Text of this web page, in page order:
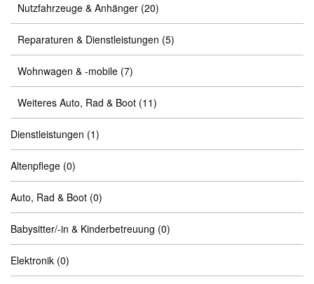
Nutzfahrzeuge & Anhänger (20)
Reparaturen & Dienstleistungen (5)
Wohnwagen & -mobile (7)
Weiteres Auto, Rad & Boot (11)
Dienstleistungen (1)
Altenpflege (0)
Auto, Rad & Boot (0)
Babysitter/-in & Kinderbetreuung (0)
Elektronik (0)